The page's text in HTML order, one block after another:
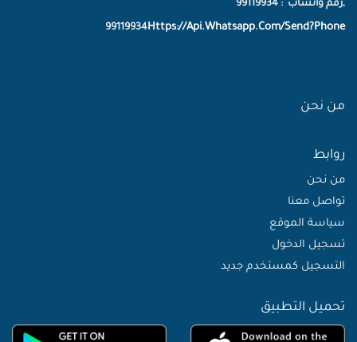
,رقم واتساب : 99119934
Https://Api.Whatsapp.Com/Send?Phone
99119934
من نحن
روابط
من نحن
تواصل معنا
سياسة الموقع
تسجيل الدخول
التسجيل كمستخدم جديد
تحميل التطبيق